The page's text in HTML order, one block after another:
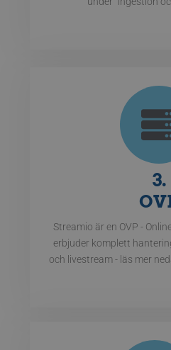
3.
Streamio är en OVP -
erbjuder komplett
och livestream - läs mer